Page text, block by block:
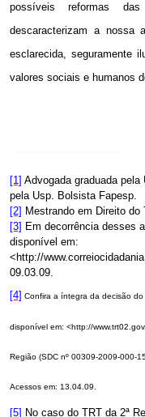
possíveis reformas
descaracterizam a nossa
esclarecida, seguramente
valores sociais e humanos
[1] Advogada graduada
pela Usp. Bolsista Fapesp.
[2] Mestrando em Direito do
[3] Em decorrência desses
disponível em:
< http://
09.03.09.
[4] Confira a íntegra da decisão do
disponível em: <http://
Região (SDC nº 00309-2009-000-
Acessos em: 13.04.09.
[5] No caso do TRT da 2ª